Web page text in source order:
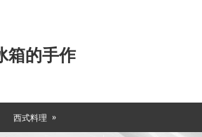
箱的手作
西式料理 »